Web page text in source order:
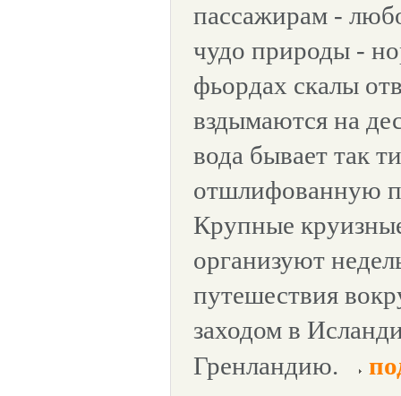
пассажирам -
чудо природы -
фьордах скалы
вздымаются на
вода бывает так
отшлифованную
Крупные
организуют
путешествия
заходом в
Гренландию.